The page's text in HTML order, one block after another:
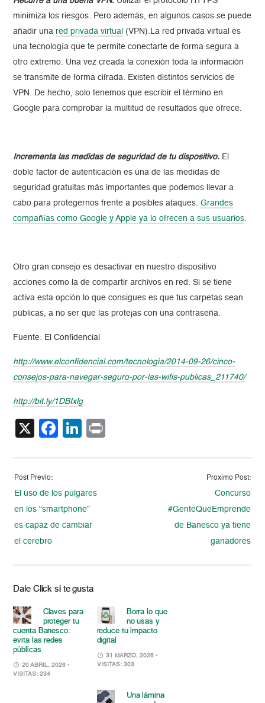
minimiza los riesgos. Pero además, en algunos casos se puede
añadir una red privada virtual (VPN).La red privada virtual es
una tecnología que te permite conectarte de forma segura a
otro extremo. Una vez creada la conexión toda la información
se transmite de forma cifrada. Existen distintos servicios de
VPN. De hecho, solo tenemos que escribir el término en
Google para comprobar la multitud de resultados que ofrece.
Incrementa las medidas de seguridad de tu dispositivo. El
doble factor de autenticación es una de las medidas de
seguridad gratuitas más importantes que podemos llevar a
cabo para protegernos frente a posibles ataques.Grandes
compañías como Google y Apple ya lo ofrecen a sus usuarios.
Otro gran consejo es desactivar en nuestro dispositivo
acciones como la de compartir archivos en red. Si se tiene
activa esta opción lo que consigues es que tus carpetas sean
públicas, a no ser que las protejas con una contraseña.
Fuente: El Confidencial
http://www.elconfidencial.com/tecnologia/2014-09-26/cinco-
consejos-para-navegar-seguro-por-las-wifis-publicas_211740/
http://bit.ly/1DBIxlg
X Facebook
LinkedIn
Post Previo:
El uso de los pulgares
en los “smartphone”
es capaz de cambiar
el cerebro
Proximo Post:
Concurso
#GenteQueEmprende
de Banesco ya tiene
ganadores
Dale Click si te gusta
Claves para
proteger tu
cuenta Banesco:
evita las redes
públicas
20 ABRIL, 2026 •
VISITAS: 234
Borra lo que
no usas y
reduce tu impacto
digital
31 MARZO, 2026 •
VISITAS: 303
Una lámina